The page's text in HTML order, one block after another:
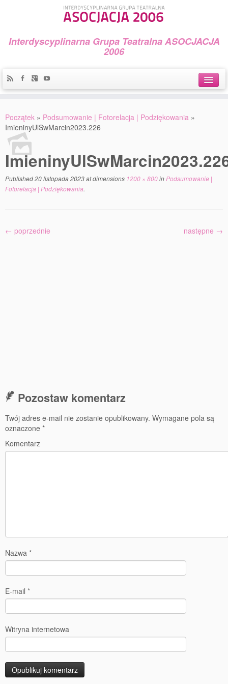
Interdyscyplinarna Grupa Teatralna ASOCJACJA
2006
Widowiska i spektakle
Przystań Teatralna
Galeria Jerzego Piotrowicza Pod Koroną
Początek » Podsumowanie | Fotorelacja | Podziękowania »
ImieninyUlSwMarcin2023.226
Published20 listopada 2023at dimensions 1200 × 800inPodsumowanie |
Fotorelacja | Podziękowania.
← poprzednie następne →
Pozostaw komentarz
Twój adres e-mail nie zostanie opublikowany. Wymagane pola są
oznaczone *
Komentarz
Nazwa *
E-mail *
Witryna internetowa